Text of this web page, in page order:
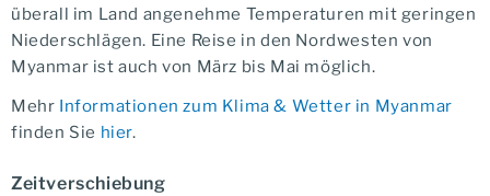
überall im Land angenehme Temperaturen mit geringen
Niederschlägen. Eine Reise in den Nordwesten von
Myanmar ist auch von März bis Mai möglich.
Mehr Informationen zum Klima & Wetter in Myanmar
finden Sie hier.
Zeitverschiebung